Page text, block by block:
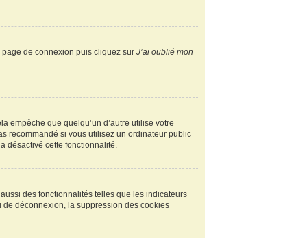
page de connexion puis cliquez surJ’ai oublié mon
empêche que quelqu’un d’autre utilise votre
recommandé si vous utilisez un ordinateur public
désactivé cette fonctionnalité.
des fonctionnalités telles que les indicateurs
déconnexion, la suppression des cookies